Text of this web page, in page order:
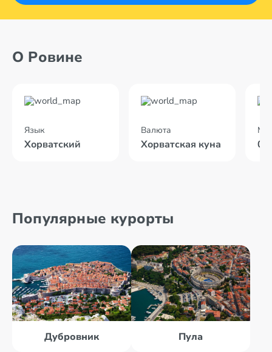
О Ровине
Язык
Хорватский
Валюта
Хорватская куна
Популярные курорты
Дубровник Пула